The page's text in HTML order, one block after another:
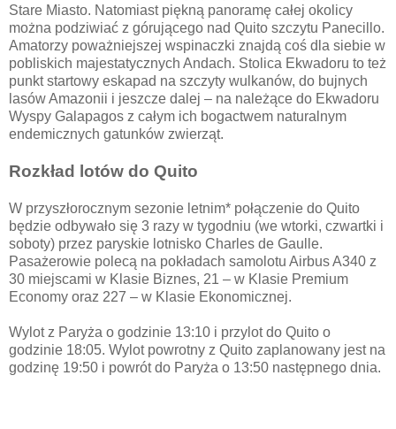
Stare Miasto. Natomiast piękną panoramę całej okolicy
można podziwiać z górującego nad Quito szczytu Panecillo.
Amatorzy poważniejszej wspinaczki znajdą coś dla siebie w
pobliskich majestatycznych Andach. Stolica Ekwadoru to też
punkt startowy eskapad na szczyty wulkanów, do bujnych
lasów Amazonii i jeszcze dalej – na należące do Ekwadoru
Wyspy Galapagos z całym ich bogactwem naturalnym
endemicznych gatunków zwierząt.
Rozkład lotów do Quito
W przyszłorocznym sezonie letnim* połączenie do Quito
będzie odbywało się 3 razy w tygodniu (we wtorki, czwartki i
soboty) przez paryskie lotnisko Charles de Gaulle.
Pasażerowie polecą na pokładach samolotu Airbus A340 z
30 miejscami w Klasie Biznes, 21 – w Klasie Premium
Economy oraz 227 – w Klasie Ekonomicznej.
Wylot z Paryża o godzinie 13:10 i przylot do Quito o
godzinie 18:05. Wylot powrotny z Quito zaplanowany jest na
godzinę 19:50 i powrót do Paryża o 13:50 następnego dnia.